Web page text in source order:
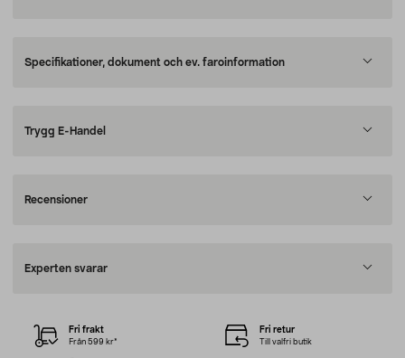
Specifikationer, dokument och ev. faroinformation
Trygg E-Handel
Recensioner
Experten svarar
Fri frakt
Från 599 kr*
Fri retur
Till valfri butik